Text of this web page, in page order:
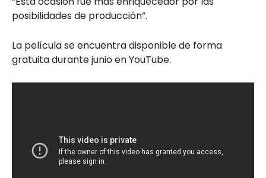
posibilidades de producción”.
La película se encuentra disponible de forma
gratuita durante junio en YouTube.